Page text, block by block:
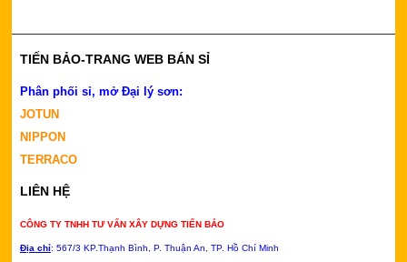
TIẾN BẢO-TRANG WEB BÁN SỈ
Phân phối sỉ, mở Đại lý sơn:
JOTUN
NIPPON
TERRACO
LIÊN HỆ
CÔNG TY TNHH TƯ VẤN XÂY DỰNG TIẾN BẢO
Địa chỉ: 567/3 KP.Thạnh Bình, P. Thuận An, TP. Hồ Chí Minh